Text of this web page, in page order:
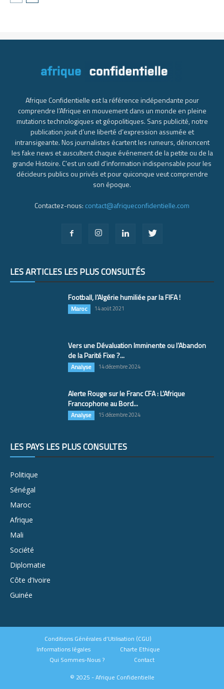
Afrique Confidentielle est la référence indépendante pour
comprendre l’Afrique en mouvement dans un monde en pleine
mutations technologiques et géopolitiques. Sans publicité, notre
publication jouit d’une liberté d’expression assumée et
intransigeante. Nos journalistes écartent les rumeurs, dénoncent
les fake news et auscultent chaque événement de la petite ou de la
grande Histoire. C’est un outil d’information indispensable pour les
décideurs publics ou privés et pour quiconque veut comprendre
son époque.
Contactez-nous: contact@afriqueconfidentielle.com
LES ARTICLES LES PLUS CONSULTÉS
Football, l’Algérie humiliée par la FIFA !
Maroc 14 août 2021
Vers une Dévaluation Imminente ou l’Abandon
de la Parité Fixe ?...
Analyse 14 décembre 2024
Alerte Rouge sur le Franc CFA : L’Afrique
Francophone au Bord...
Analyse 15 décembre 2024
LES PAYS LES PLUS CONSULTÉS
Politique
Sénégal
Maroc
Afrique
Mali
Société
Diplomatie
Côte d’Ivoire
Guinée
Conditions Générales d’Utilisation (CGU)
Informations légales
Charte Ethique
Qui Sommes-Nous ?
Contact
© 2025 - Afrique Confidentielle